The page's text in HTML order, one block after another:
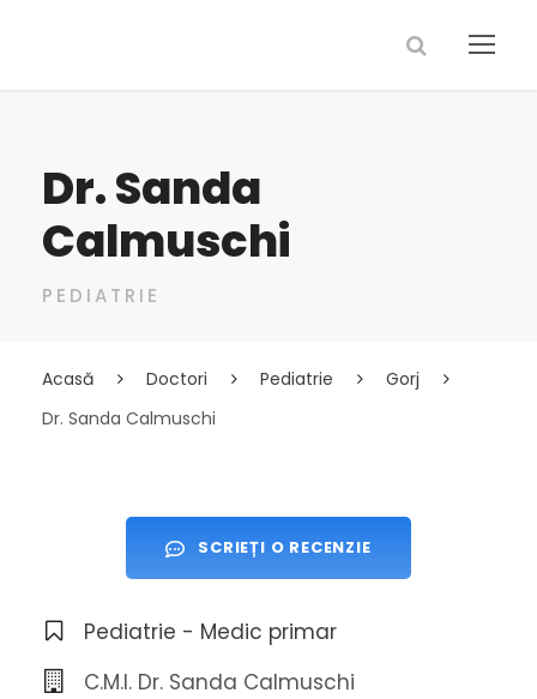
Dr. Sanda
Calmuschi
PEDIATRIE
Acasă Doctori Pediatrie
Gorj
Dr. Sanda Calmuschi
SCRIEȚI O RECENZIE
Pediatrie - Medic primar
C.M.I. Dr. Sanda Calmuschi